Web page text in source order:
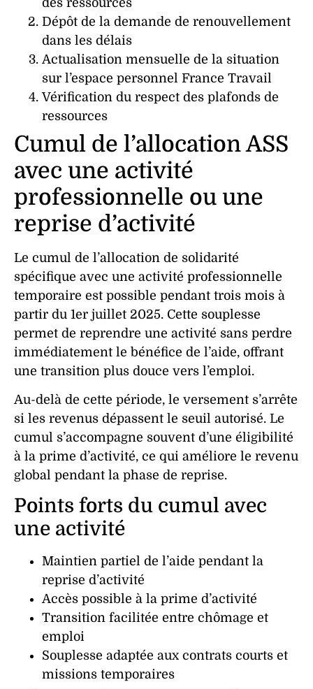
Dépôt de la demande de renouvellement
dans les délais
Actualisation mensuelle de la situation
sur l’espace personnel France Travail
Vérification du respect des plafonds de
ressources
Cumul de l’allocation ASS
avec une activité
professionnelle ou une
reprise d’activité
Le cumul de l’allocation de solidarité
spécifique avec une activité professionnelle
temporaire est possible pendant trois mois à
partir du 1er juillet 2025. Cette souplesse
permet de reprendre une activité sans perdre
immédiatement le bénéfice de l’aide, offrant
une transition plus douce vers l’emploi.
Au-delà de cette période, le versement s’arrête
si les revenus dépassent le seuil autorisé. Le
cumul s’accompagne souvent d’une éligibilité
à la prime d’activité, ce qui améliore le revenu
global pendant la phase de reprise.
Points forts du cumul avec
une activité
Maintien partiel de l’aide pendant la
reprise d’activité
Accès possible à la prime d’activité
Transition facilitée entre chômage et
emploi
Souplesse adaptée aux contrats courts et
missions temporaires